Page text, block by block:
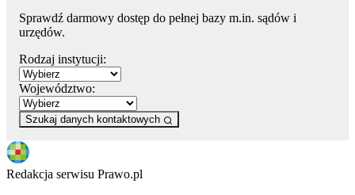
Sprawdź darmowy dostęp do pełnej bazy m.in. sądów i
urzędów.
Rodzaj instytucji:
Województwo:
Szukaj danych kontaktowych
Redakcja serwisu Prawo.pl